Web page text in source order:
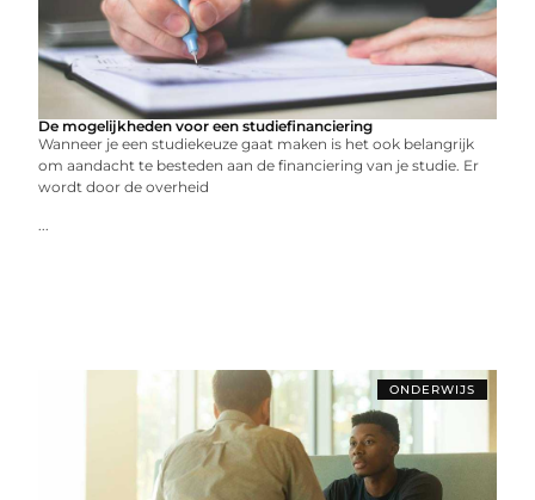
De mogelijkheden voor een studiefinanciering
Wanneer je een studiekeuze gaat maken is het ook belangrijk
om aandacht te besteden aan de financiering van je studie. Er
wordt door de overheid
...
ONDERWIJS